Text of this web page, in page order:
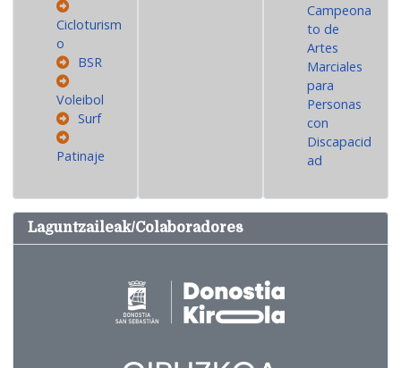
Cicloturism
o
BSR
Voleibol
Surf
Patinaje
Campeona
to de
Artes
Marciales
para
Personas
con
Discapacid
ad
Laguntzaileak/Colaboradores